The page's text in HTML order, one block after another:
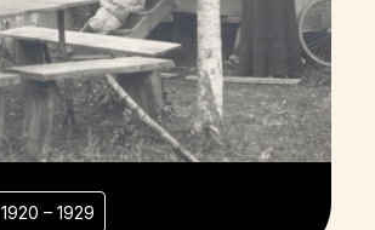
1920 – 1929